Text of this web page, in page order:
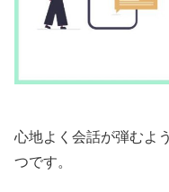
心地よく会話が弾むよ
つです。